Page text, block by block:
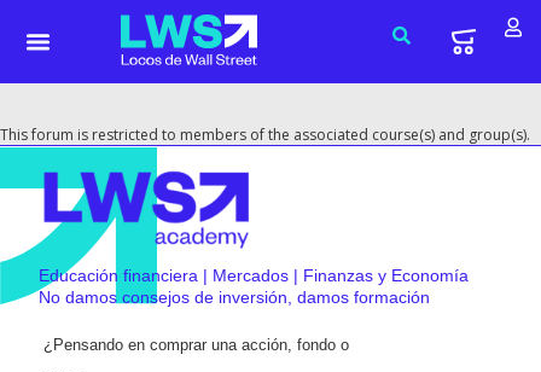
This forum is restricted to members of the associated course(s) and group(s).
Educación financiera | Mercados | Finanzas y Economía
No damos consejos de inversión, damos formación
¿Pensando en comprar una acción, fondo o